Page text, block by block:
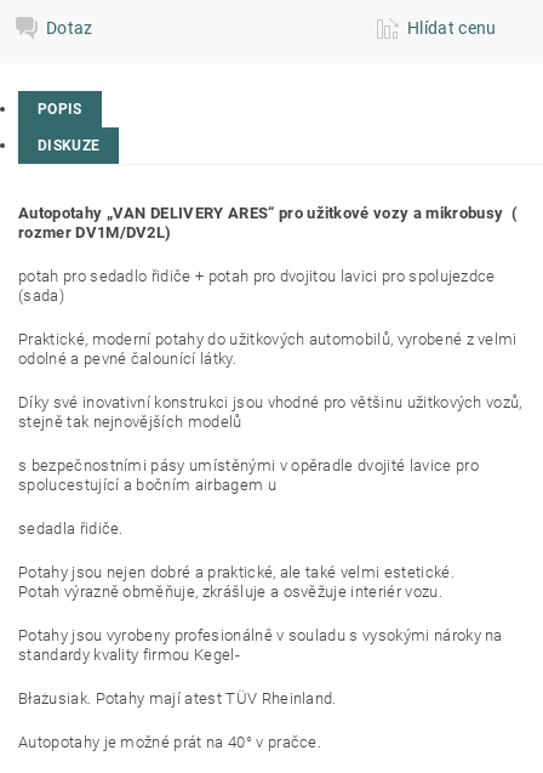
Dotaz Hlídat cenu
POPIS
DISKUZE
Autopotahy „VAN DELIVERY ARES“ pro užitkové vozy a mikrobusy (
rozmer DV1M/DV2L)
potah pro sedadlo řidiče + potah pro dvojitou lavici pro spolujezdce
(sada)
Praktické, moderní potahy do užitkových automobilů, vyrobené z velmi
odolné a pevné čalounící látky.
Díky své inovativní konstrukci jsou vhodné pro většinu užitkových vozů,
stejně tak nejnovějších modelů
s bezpečnostními pásy umístěnými v opěradle dvojité lavice pro
spolucestující a bočním airbagem u
sedadla řidiče.
Potahy jsou nejen dobré a praktické, ale také velmi estetické.
Potah výrazně obměňuje, zkrášluje a osvěžuje interiér vozu.
Potahy jsou vyrobeny profesionálně v souladu s vysokými nároky na
standardy kvality firmou Kegel-
Błażusiak. Potahy mají atest TÜV Rheinland.
Autopotahy je možné prát na 40° v pračce.